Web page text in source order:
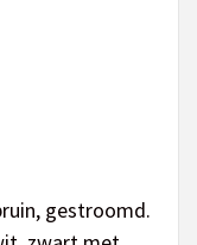
gestroomd.